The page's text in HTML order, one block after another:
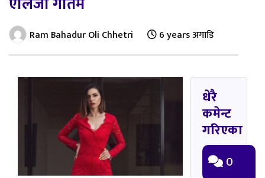
Ram Bahadur Oli Chhetri 6 years अगाडि
धेरै
कमेन्ट
गरिएका
0